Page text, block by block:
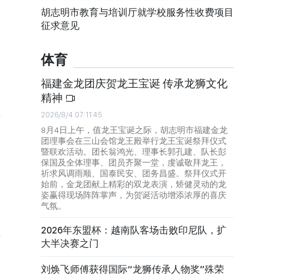
胡志明市教育与培训厅就学校服务性收费项目
征求意见
体育
福建金龙团庆贺龙王宝诞 传承龙狮文化
精神
2026/8/4 07:11:45
8月4日上午，值龙王宝诞之际，胡志明市福建金龙
团理事会在三山会馆龙王殿举行龙王宝诞祭拜仪式
暨联欢活动。团长翁鸿光、理事长郭孔建、队长彭
保国及全体理事、团员齐聚一堂，虔诚敬拜龙王，
祈求风调雨顺、国泰民安、团务昌盛。祭拜仪式开
始前，金龙团献上精彩的双龙表演，矫健灵动的龙
姿赢得现场阵阵掌声，为贺诞活动增添浓厚的喜庆
气氛。
2026年东盟杯：越南队客场击败印尼队，扩
大半决赛之门
刘焕飞师傅获得国际“龙狮传承人物奖”殊荣